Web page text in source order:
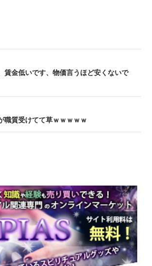
ーション
賃金低いです、物価言うほど安くないで
職質受けてて草ｗｗｗｗｗ